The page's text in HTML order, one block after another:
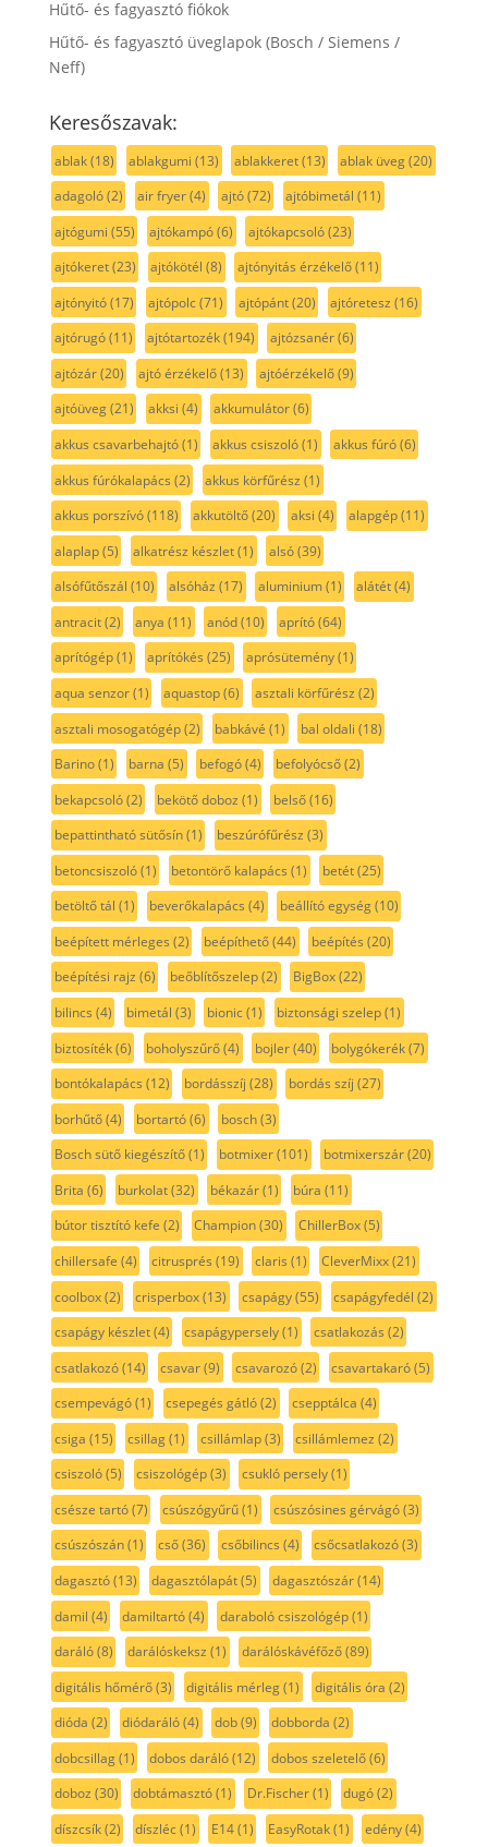
Hűtő- és fagyasztó fiókok
Hűtő- és fagyasztó üveglapok (Bosch / Siemens /
Neff)
Keresőszavak:
ablak(18) ablakgumi (13) ablakkeret(13) ablak üveg(20)
adagoló(2) air fryer(4) ajtó(72) ajtóbimetál (11)
ajtógumi (55) ajtókampó(6) ajtókapcsoló(23)
ajtókeret(23) ajtókötél (8) ajtónyitás érzékelő(11)
ajtónyitó(17) ajtópolc(71) ajtópánt(20) ajtóretesz (16)
ajtórugó(11) ajtótartozék(194) ajtózsanér(6)
ajtózár(20) ajtó érzékelő(13) ajtóérzékelő(9)
ajtóüveg(21) akksi (4) akkumulátor(6)
akkus csavarbehajtó(1) akkus csiszoló(1) akkus fúró(6)
akkus fúrókalapács (2) akkus körfűrész (1)
akkus porszívó(118) akkutöltő(20) aksi (4) alapgép(11)
alaplap(5) alkatrész készlet(1) alsó(39)
alsófűtőszál (10) alsóház (17) aluminium(1) alátét(4)
antracit(2) anya (11) anód(10) aprító(64)
aprítógép(1) aprítókés (25) aprósütemény(1)
aqua senzor(1) aquastop(6) asztali körfűrész (2)
asztali mosogatógép(2) babkávé (1) bal oldali (18)
Barino(1) barna (5) befogó(4) befolyócső(2)
bekapcsoló(2) bekötő doboz (1) belső(16)
bepattintható sütősín(1) beszúrófűrész (3)
betoncsiszoló(1) betontörő kalapács (1) betét(25)
betöltő tál (1) beverőkalapács (4) beállító egység(10)
beépített mérleges (2) beépíthető(44) beépítés (20)
beépítési rajz (6) beőblítőszelep(2) BigBox(22)
bilincs (4) bimetál (3) bionic(1) biztonsági szelep(1)
biztosíték(6) boholyszűrő(4) bojler(40) bolygókerék(7)
bontókalapács (12) bordásszíj (28) bordás szíj (27)
borhűtő(4) bortartó(6) bosch(3)
Bosch sütő kiegészítő(1) botmixer(101) botmixerszár(20)
Brita (6) burkolat(32) békazár(1) búra (11)
bútor tisztító kefe (2) Champion(30) ChillerBox(5)
chillersafe (4) citrusprés (19) claris (1) CleverMixx(21)
coolbox(2) crisperbox(13) csapágy(55) csapágyfedél (2)
csapágy készlet(4) csapágypersely(1) csatlakozás (2)
csatlakozó(14) csavar(9) csavarozó(2) csavartakaró(5)
csempevágó(1) csepegés gátló(2) csepptálca (4)
csiga (15) csillag(1) csillámlap(3) csillámlemez (2)
csiszoló(5) csiszológép(3) csukló persely(1)
csésze tartó(7) csúszógyűrű(1) csúszósines gérvágó(3)
csúszószán(1) cső(36) csőbilincs (4) csőcsatlakozó(3)
dagasztó(13) dagasztólapát(5) dagasztószár(14)
damil (4) damiltartó(4) daraboló csiszológép(1)
daráló(8) darálóskeksz (1) darálóskávéfőző(89)
digitális hőmérő(3) digitális mérleg(1) digitális óra (2)
dióda (2) diódaráló(4) dob(9) dobborda (2)
dobcsillag(1) dobos daráló(12) dobos szeletelő(6)
doboz (30) dobtámasztó(1) Dr.Fischer(1) dugó(2)
díszcsík(2) díszléc(1) E14(1) EasyRotak(1) edény(4)